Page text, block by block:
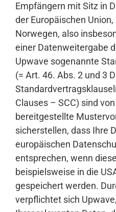
Empfängern mit Sitz in
der Europäischen
Norwegen, also
einer Datenweitergabe
Upwave sogenannte
(= Art. 46. Abs. 2 und 3
Clauses – SCC) sind
bereitgestellte
sicherstellen, dass Ihre
europäischen
entsprechen, wenn
beispielsweise in die
gespeichert werden.
verpflichtet sich